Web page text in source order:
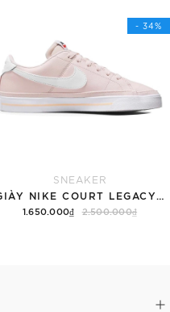
- 34%
SNEAKER
1.650.000₫ 2.500.000₫